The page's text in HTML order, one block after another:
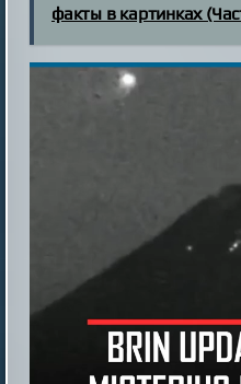
факты в картинках